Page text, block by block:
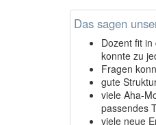
Das sagen
Dozent fit
konnte zu
Fragen
gute
viele Aha-
passendes
viele neue